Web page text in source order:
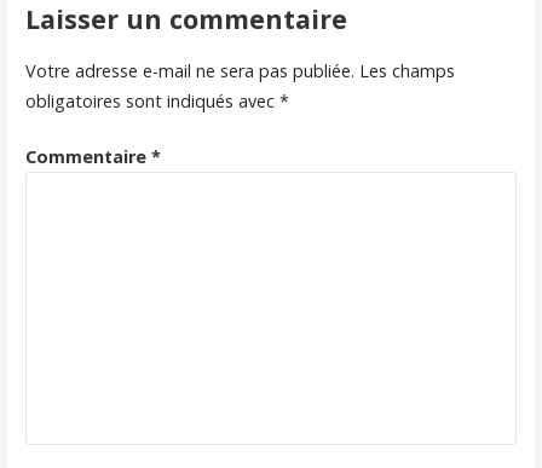
l’article
Laisser un commentaire
Votre adresse e-mail ne sera pas publiée. Les champs
obligatoires sont indiqués avec *
Commentaire *